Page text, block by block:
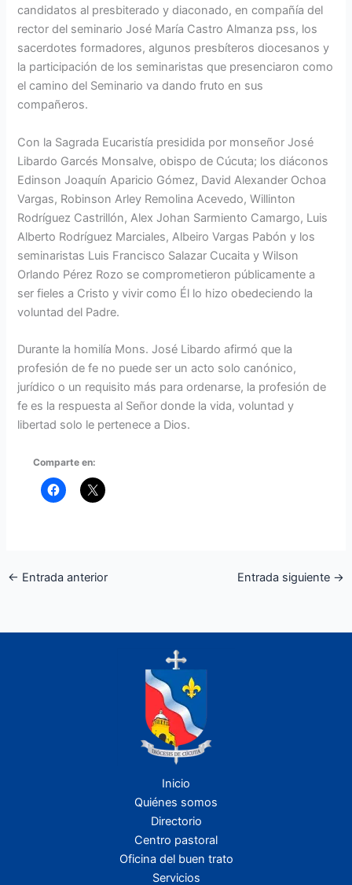
candidatos al presbiterado y diaconado, en compañía del
rector del seminario José María Castro Almanza pss, los
sacerdotes formadores, algunos presbíteros diocesanos y
la participación de los seminaristas que presenciaron como
el camino del Seminario va dando fruto en sus
compañeros.
Con la Sagrada Eucaristía presidida por monseñor José
Libardo Garcés Monsalve, obispo de Cúcuta; los diáconos
Edinson Joaquín Aparicio Gómez, David Alexander Ochoa
Vargas, Robinson Arley Remolina Acevedo, Willinton
Rodríguez Castrillón, Alex Johan Sarmiento Camargo, Luis
Alberto Rodríguez Marciales, Albeiro Vargas Pabón y los
seminaristas Luis Francisco Salazar Cucaita y Wilson
Orlando Pérez Rozo se comprometieron públicamente a
ser fieles a Cristo y vivir como Él lo hizo obedeciendo la
voluntad del Padre.
Durante la homilía Mons. José Libardo afirmó que la
profesión de fe no puede ser un acto solo canónico,
jurídico o un requisito más para ordenarse, la profesión de
fe es la respuesta al Señor donde la vida, voluntad y
libertad solo le pertenece a Dios.
Comparte en:
← Entrada anterior Entrada siguiente →
Inicio
Quiénes somos
Directorio
Centro pastoral
Oficina del buen trato
Servicios